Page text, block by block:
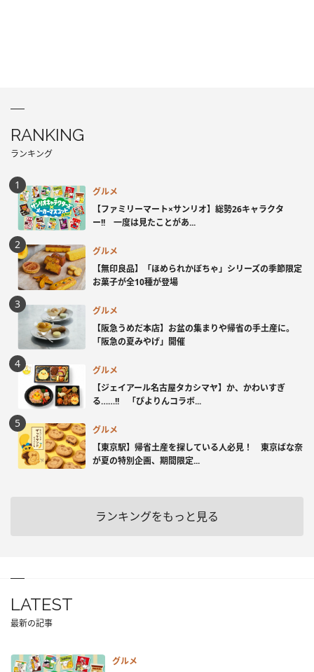
RANKING
ランキング
グルメ
【ファミリーマート×サンリオ】総勢26キャラクタ
ー!! 一度は見たことがあ...
グルメ
【無印良品】「ほめられかぼちゃ」シリーズの季節限定
お菓子が全10種が登場
グルメ
【阪急うめだ本店】お盆の集まりや帰省の手土産に。
「阪急の夏みやげ」開催
グルメ
【ジェイアール名古屋タカシマヤ】か、かわいすぎ
る……!! 「ぴよりんコラボ...
グルメ
【東京駅】帰省土産を探している人必見！ 東京ばな奈
が夏の特別企画、期間限定...
ランキングをもっと見る
LATEST
最新の記事
グルメ